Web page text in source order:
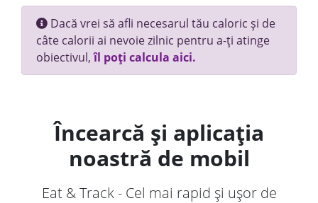
Dacă vrei să afli necesarul tău caloric și de
câte calorii ai nevoie zilnic pentru a-ți atinge
obiectivul,îl poți calcula aici.
Încearcă și aplicația
noastră de mobil
Eat & Track - Cel mai rapid și ușor de